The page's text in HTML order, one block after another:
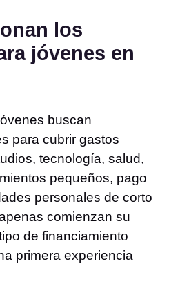
los
jóvenes en
buscan
para cubrir gastos
tecnología, salud,
pequeños, pago
personales de corto
comienzan su
de financiamiento
primera experiencia